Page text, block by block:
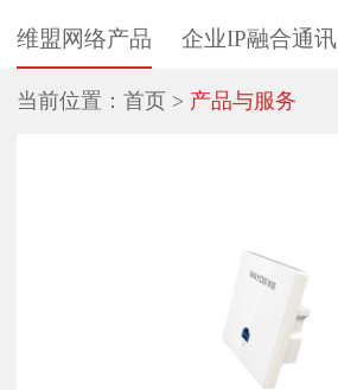
维盟网络产品 企业IP融合通讯
当前位置：首页 > 产品与服务